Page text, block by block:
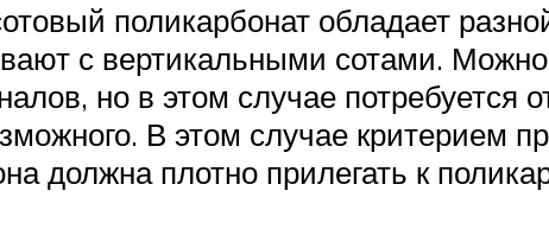
поликарбонат обладает
с вертикальными сотами.
но в этом случае потребуется
В этом случае критерием
должна плотно прилегать к